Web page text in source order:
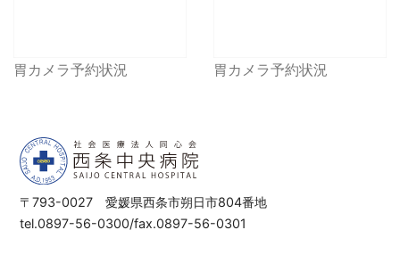
胃カメラ予約状況 胃カメラ予約状況
〒793-0027 愛媛県西条市朔日市804番地
tel.0897-56-0300/fax.0897-56-0301